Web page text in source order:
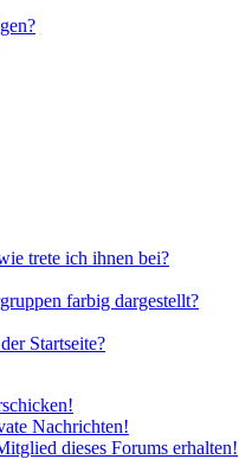
trete ich ihnen bei?
farbig dargestellt?
Startseite?
Nachrichten!
dieses Forums erhalten!